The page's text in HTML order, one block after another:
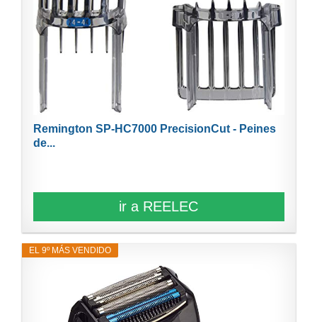
Remington SP-HC7000 PrecisionCut - Peines
de...
ir a REELEC
EL 9º MÁS VENDIDO